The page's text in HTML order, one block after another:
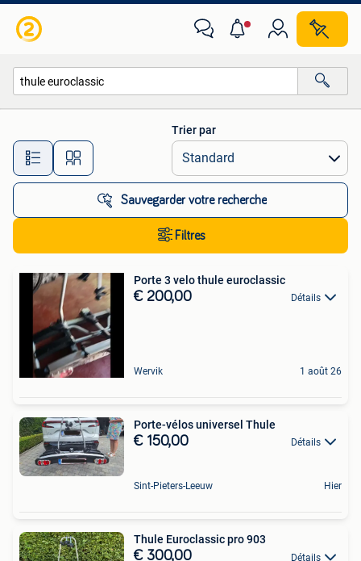
Toutes les distances…
Trier par
Sauvegarder votre recherche
Filtres
Porte 3 velo thule euroclassic
€ 200,00 Détails
Wervik 1 août 26
Porte-vélos universel Thule
€ 150,00 Détails
Sint-Pieters-Leeuw Hier
Thule Euroclassic pro 903
€ 300,00 Détails